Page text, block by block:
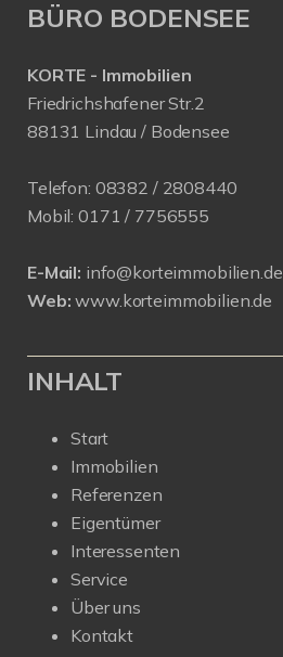
BÜRO BODENSEE
KORTE - Immobilien
Friedrichshafener Str.2
88131 Lindau / Bodensee
Telefon: 08382 / 2808440
Mobil: 0171 / 7756555
E-Mail: info@korteimmobilien.de
Web: www.korteimmobilien.de
INHALT
Start
Immobilien
Referenzen
Eigentümer
Interessenten
Service
Über uns
Kontakt